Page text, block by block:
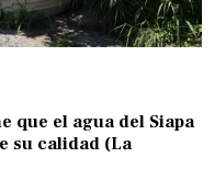
que el agua del Siapa
su calidad (La